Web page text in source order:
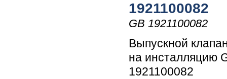
1921100082
GB 1921100082
Выпускной
на инсталляцию
1921100082